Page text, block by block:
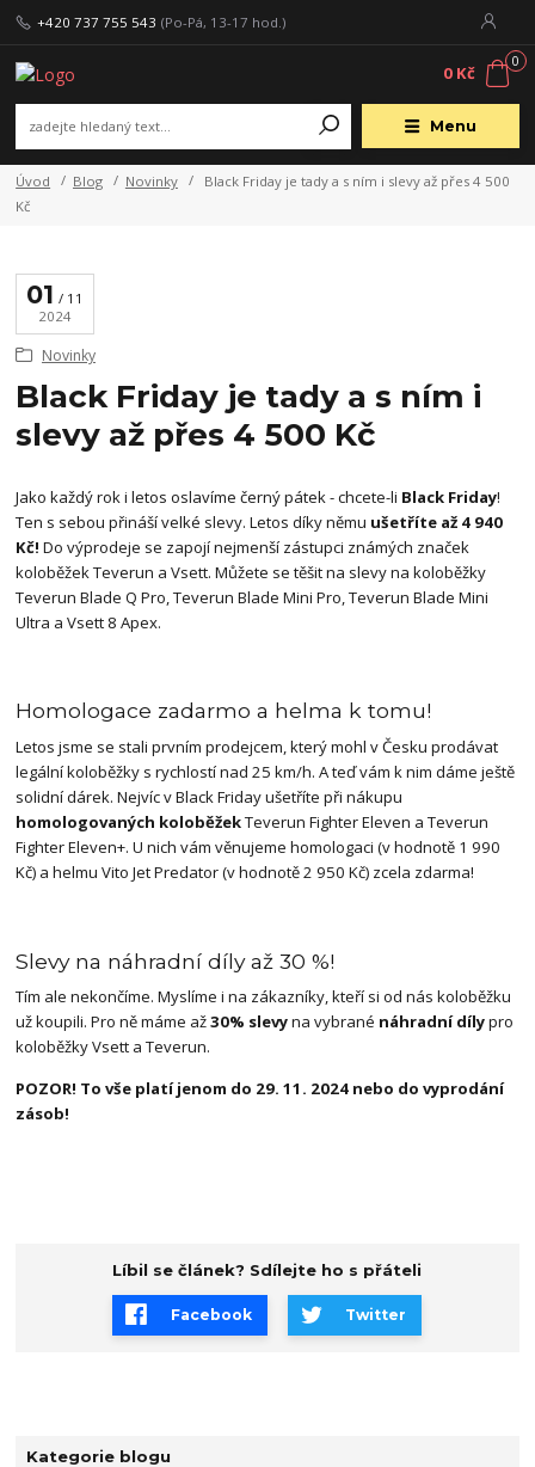
Menu
+420 737 755 543 (Po-Pá, 13-17 hod.)
0
0 Kč
Úvod Blog Novinky
Black Friday je tady a s ním i slevy až přes 4 500
Kč
Kategorie blogu
01
11
2024
Novinky
Black Friday je tady a s ním i
slevy až přes 4 500 Kč
Jako každý rok i letos oslavíme černý pátek - chcete-li Black Friday!
Ten s sebou přináší velké slevy. Letos díky němu ušetříte až 4 940
Kč!Do výprodeje se zapojí nejmenší zástupci známých značek
koloběžek Teverun a Vsett. Můžete se těšit na slevy na koloběžky
Teverun Blade Q Pro, Teverun Blade Mini Pro, Teverun Blade Mini
Ultra a Vsett 8 Apex.
Homologace zadarmo a helma k tomu!
Letos jsme se stali prvním prodejcem, který mohl v Česku prodávat
legální koloběžky s rychlostí nad 25 km/h. A teď vám k nim dáme ještě
solidní dárek. Nejvíc v Black Friday ušetříte při nákupu
homologovaných koloběžekTeverun Fighter Eleven a Teverun
Fighter Eleven+. U nich vám věnujeme homologaci (v hodnotě 1 990
Kč) a helmu Vito Jet Predator (v hodnotě 2 950 Kč) zcela zdarma!
Slevy na náhradní díly až 30 %!
Tím ale nekončíme. Myslíme i na zákazníky, kteří si od nás koloběžku
už koupili. Pro ně máme až30% slevyna vybrané náhradní dílypro
koloběžky Vsett a Teverun.
POZOR! To vše platí jenom do 29. 11. 2024 nebo do vyprodání
zásob!
Líbil se článek? Sdílejte ho s přáteli
Facebook Twitter